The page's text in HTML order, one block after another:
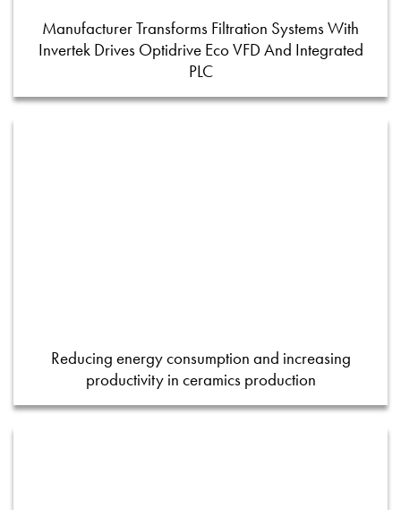
Manufacturer Transforms Filtration Systems With
Invertek Drives Optidrive Eco VFD And Integrated
PLC
Reducing energy consumption and increasing
productivity in ceramics production